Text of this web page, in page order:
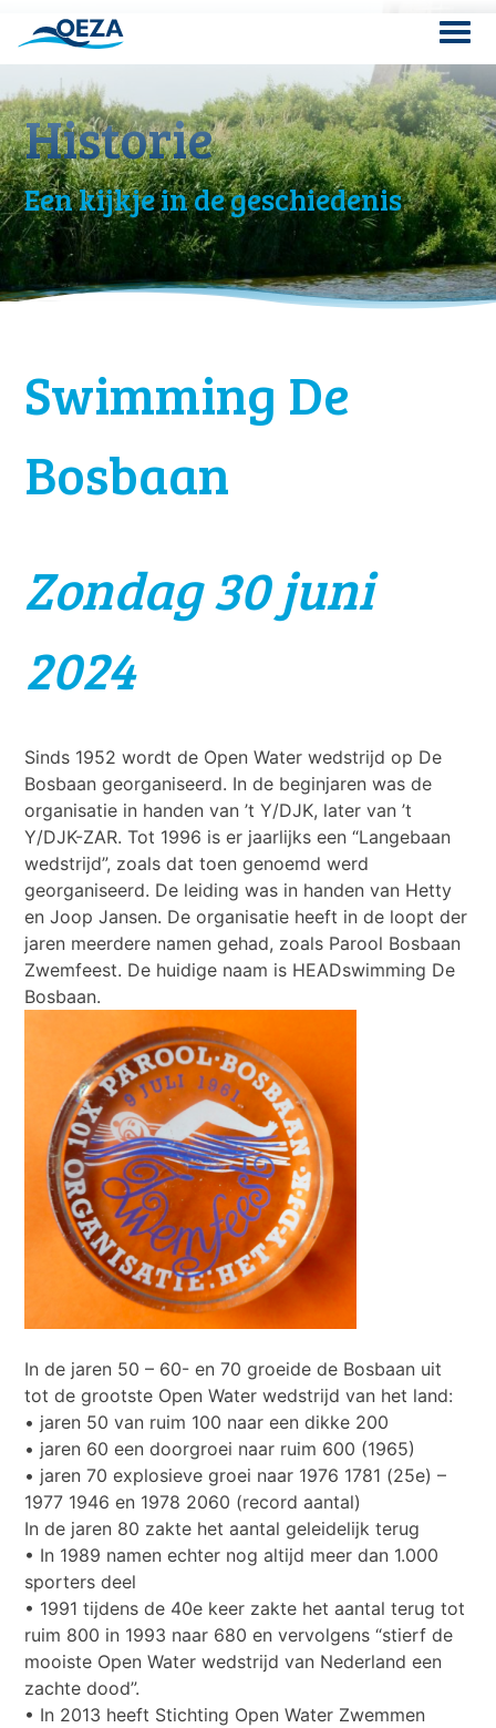
content
Search
for:
Historie
Een kijkje in de geschiedenis
Swimming De
Bosbaan
Zondag 30 juni
2024
Sinds 1952 wordt de Open Water wedstrijd op De
Bosbaan georganiseerd. In de beginjaren was de
organisatie in handen van ’t Y/DJK, later van ’t
Y/DJK-ZAR. Tot 1996 is er jaarlijks een “Langebaan
wedstrijd”, zoals dat toen genoemd werd
georganiseerd. De leiding was in handen van Hetty
en Joop Jansen. De organisatie heeft in de loopt der
jaren meerdere namen gehad, zoals Parool Bosbaan
Zwemfeest. De huidige naam is HEADswimming De
Bosbaan.
In de jaren 50 – 60- en 70 groeide de Bosbaan uit
tot de grootste Open Water wedstrijd van het land:
• jaren 50 van ruim 100 naar een dikke 200
• jaren 60 een doorgroei naar ruim 600 (1965)
• jaren 70 explosieve groei naar 1976 1781 (25e) –
1977 1946 en 1978 2060 (record aantal)
In de jaren 80 zakte het aantal geleidelijk terug
• In 1989 namen echter nog altijd meer dan 1.000
sporters deel
• 1991 tijdens de 40e keer zakte het aantal terug tot
ruim 800 in 1993 naar 680 en vervolgens “stierf de
mooiste Open Water wedstrijd van Nederland een
zachte dood”.
• In 2013 heeft Stichting Open Water Zwemmen